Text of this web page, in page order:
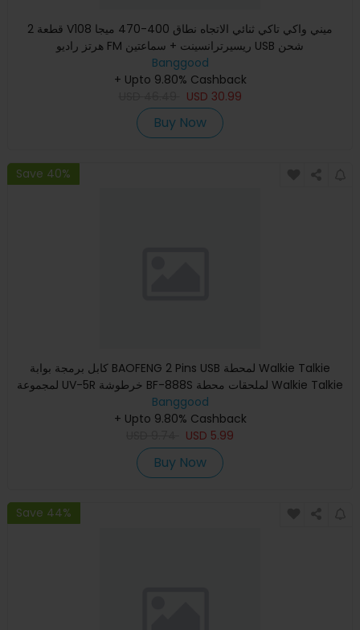
2 قطعة V108 ميني واكي تاكي ثنائي الاتجاه نطاق 400-470 ميجا
هرتز راديو FM ريسيرترانسينت + سماعتين USB شحن
Banggood
+ Upto 9.80% Cashback
USD 30.99
Buy Now
Save 40%
كابل برمجة بوابة BAOFENG 2 Pins USB لمحطة Walkie Talkie
لمجموعة UV-5R خرطوشة BF-888S لملحقات محطة Walkie Talkie
Banggood
+ Upto 9.80% Cashback
USD 5.99
Buy Now
Save 44%